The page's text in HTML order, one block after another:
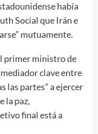
había
Social que Irán e
mutuamente.
primer ministro de
clave entre
las partes” a ejercer
la paz,
final está a